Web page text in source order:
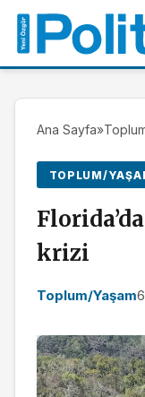
Ana Sayfa»
TOPLUM/
krizi
Toplum/Yaşam